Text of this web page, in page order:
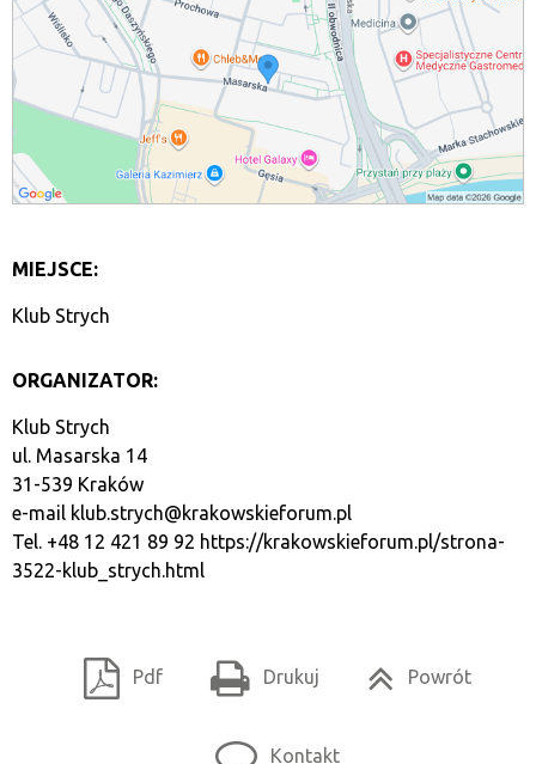
MIEJSCE:
Klub Strych
ORGANIZATOR:
Klub Strych
ul. Masarska 14
31-539 Kraków
e-mail klub.strych@krakowskieforum.pl
Tel. +48 12 421 89 92 https://krakowskieforum.pl/strona-
3522-klub_strych.html
Pdf Drukuj Powrót
Kontakt